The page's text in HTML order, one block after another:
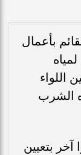
بأعمال
اللواء
الشرب
بتعيين